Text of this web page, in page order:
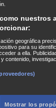
blanco
of Sex Three
Lines
asesino
Reckoning:
nuestros
geográfica
para su
a ella.
contenido,
Mostrar los